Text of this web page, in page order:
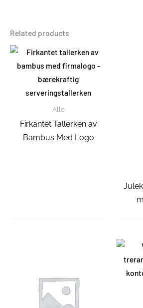
Related products
Alle
Firkantet Tallerken av
Bambus Med Logo